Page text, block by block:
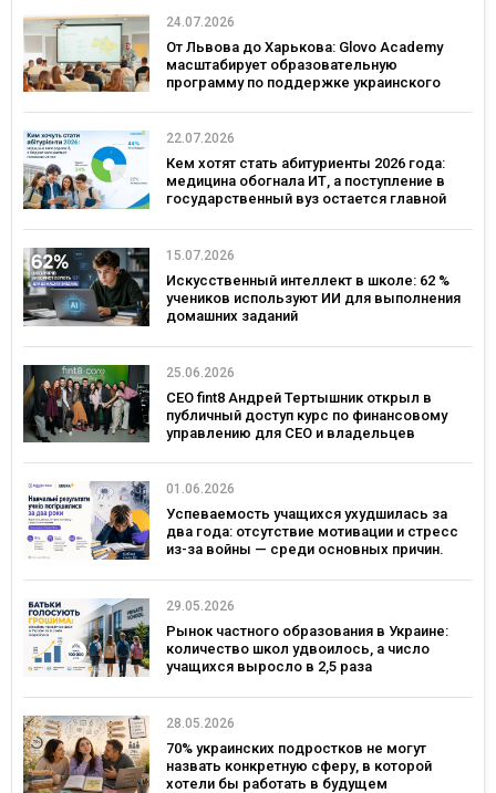
24.07.2026
От Львова до Харькова: Glovo Academy
масштабирует образовательную
программу по поддержке украинского
22.07.2026
Кем хотят стать абитуриенты 2026 года:
медицина обогнала ИТ, а поступление в
государственный вуз остается главной
15.07.2026
Искусственный интеллект в школе: 62 %
учеников используют ИИ для выполнения
домашних заданий
25.06.2026
CEO fint8 Андрей Тертышник открыл в
публичный доступ курс по финансовому
управлению для CEO и владельцев
01.06.2026
Успеваемость учащихся ухудшилась за
два года: отсутствие мотивации и стресс
из-за войны — среди основных причин.
29.05.2026
Рынок частного образования в Украине:
количество школ удвоилось, а число
учащихся выросло в 2,5 раза
28.05.2026
70% украинских подростков не могут
назвать конкретную сферу, в которой
хотели бы работать в будущем